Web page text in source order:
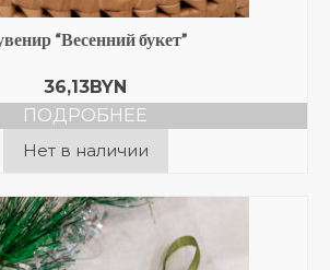
“Весенний букет”
36,13BYN
ПОДРОБНЕЕ
Нет в наличии